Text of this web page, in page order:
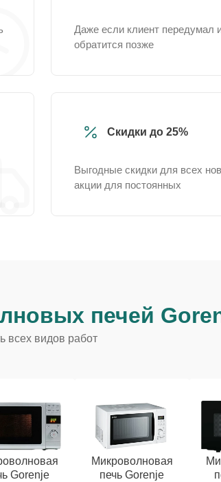
Даже если клиент передумал
обратится позже
Скидки до 25%
Выгодные скидки для всех
акции для постоянных
печей
всех видов работ
Gorenje
Микроволновая
печь Gorenje